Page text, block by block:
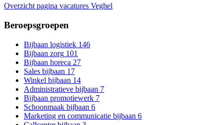
Overzicht pagina vacatures Veghel
Beroepsgroepen
Bijbaan logistiek 146
Bijbaan zorg 101
Bijbaan horeca 27
Sales bijbaan 17
Winkel bijbaan 14
Administratieve bijbaan 7
Bijbaan promotiewerk 7
Schoonmaak bijbaan 6
Marketing en communicatie bijbaan 6